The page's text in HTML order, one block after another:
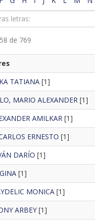
de 769
TATIANA [1]
MARIO ALEXANDER [1]
AMILKAR [1]
ERNESTO [1]
DARÍO [1]
[1]
MONICA [1]
ARBEY [1]